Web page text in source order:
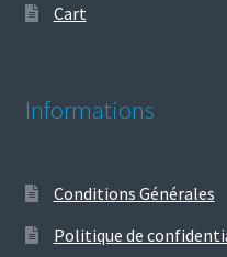
Cart
Informations
Conditions Générales
Politique de